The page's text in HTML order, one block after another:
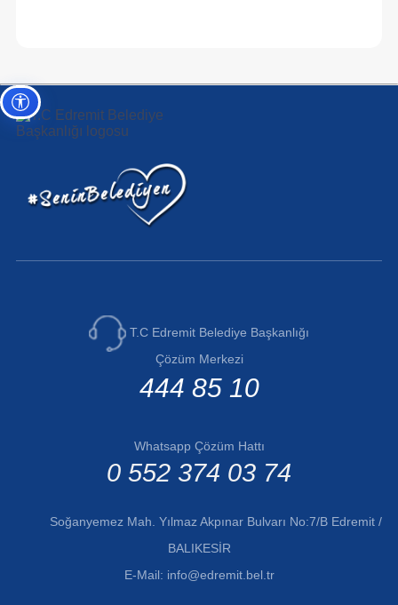
T.C Edremit Belediye Başkanlığı
Çözüm Merkezi
444 85 10
Whatsapp Çözüm Hattı
0 552 374 03 74
Soğanyemez Mah. Yılmaz Akpınar Bulvarı No:7/B Edremit /
BALIKESİR
E-Mail: info@edremit.bel.tr
Erişilebilirlik ayarları